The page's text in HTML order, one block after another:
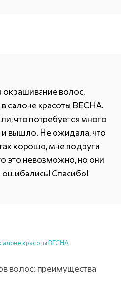
окрашивание волос,
в салоне красоты ВЕСНА.
что потребуется много
и вышло. Не ожидала, что
хорошо, мне подруги
это невозможно, но они
ошибались! Спасибо!
красоты ВЕСНА
волос: преимущества